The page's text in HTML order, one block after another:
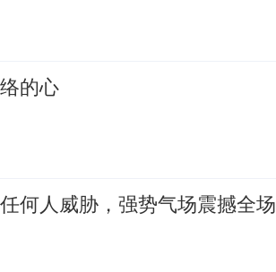
的心
何人威胁，强势气场震撼全场